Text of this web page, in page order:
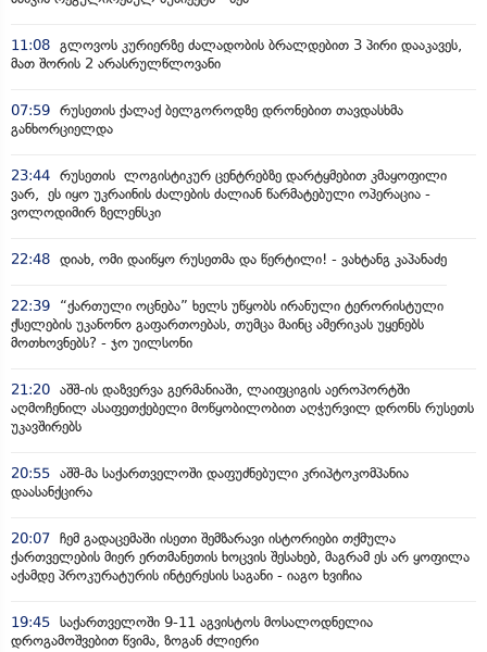
11:08 გლოვოს კურიერზე ძალადობის ბრალდებით 3 პირი დააკავეს,
მათ შორის 2 არასრულწლოვანი
07:59 რუსეთის ქალაქ ბელგოროდზე დრონებით თავდასხმა
განხორციელდა
23:44 რუსეთის ლოგისტიკურ ცენტრებზე დარტყმებით კმაყოფილი
ვარ, ეს იყო უკრაინის ძალების ძალიან წარმატებული ოპერაცია -
ვოლოდიმირ ზელენსკი
22:48 დიახ, ომი დაიწყო რუსეთმა და წერტილი! - ვახტანგ კაპანაძე
22:39
“ქართული ოცნება” ხელს უწყობს ირანული ტერორისტული
ქსელების უკანონო გაფართოებას, თუმცა მაინც ამერიკას უყენებს
მოთხოვნებს? - ჯო უილსონი
21:20 აშშ-ის დაზვერვა გერმანიაში, ლაიფციგის აეროპორტში
აღმოჩენილ ასაფეთქებელი მოწყობილობით აღჭურვილ დრონს რუსეთს
უკავშირებს
20:55 აშშ-მა საქართველოში დაფუძნებული კრიპტოკომპანია
დაასანქცირა
20:07 ჩემ გადაცემაში ისეთი შემზარავი ისტორიები თქმულა
ქართველების მიერ ერთმანეთის ხოცვის შესახებ, მაგრამ ეს არ ყოფილა
აქამდე პროკურატურის ინტერესის საგანი - იაგო ხვიჩია
19:45 საქართველოში 9-11 აგვისტოს მოსალოდნელია
დროგამოშვებით წვიმა, ზოგან ძლიერი